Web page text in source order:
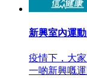
新興室內運
疫情下，大
一啲新興嘅